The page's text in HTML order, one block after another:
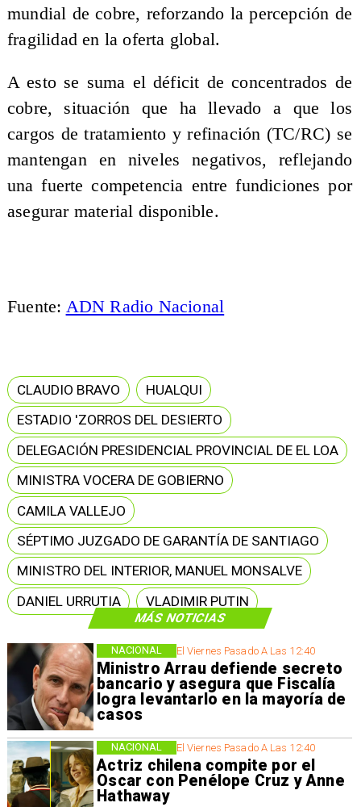
MÁS NOTICIAS
El Viernes Pasado A Las 12:40
Ministro Arrau defiende secreto
bancario y asegura que Fiscalía
logra levantarlo en la mayoría de
casos
NACIONAL
El Viernes Pasado A Las 12:40
Actriz chilena compite por el
Oscar con Penélope Cruz y Anne
Hathaway
NACIONAL
mundial de cobre, reforzando la percepción de
fragilidad en la oferta global.
A esto se suma el déficit de concentrados de
cobre, situación que ha llevado a que los
cargos de tratamiento y refinación (TC/RC) se
mantengan en niveles negativos, reflejando
una fuerte competencia entre fundiciones por
asegurar material disponible.
Fuente: ADN Radio Nacional
CLAUDIO BRAVO
HUALQUI
ESTADIO 'ZORROS DEL DESIERTO
DELEGACIÓN PRESIDENCIAL PROVINCIAL DE EL LOA
MINISTRA VOCERA DE GOBIERNO
CAMILA VALLEJO
SÉPTIMO JUZGADO DE GARANTÍA DE SANTIAGO
MINISTRO DEL INTERIOR, MANUEL MONSALVE
DANIEL URRUTIA
VLADIMIR PUTIN